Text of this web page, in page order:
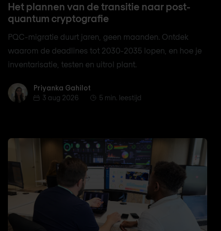
Het plannen van de transitie naar post-
quantum cryptografie
PQC-migratie duurt jaren, geen maanden. Ontdek
waarom de deadlines tot 2030-2035 lopen, en hoe je
inventarisatie, testen en uitrol plant.
Priyanka Gahilot
Priyanka Gahilot
3 aug 2026
5 min. leestijd